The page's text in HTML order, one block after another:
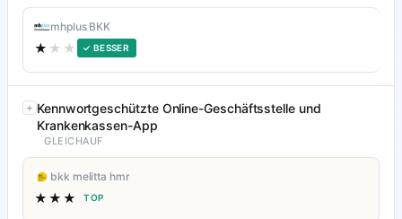
mhplus BKK
★ ★★ ✓ BESSER
Kennwortgeschützte Online-Geschäftsstelle und
Krankenkassen-App
GLEICHAUF
bkk melitta hmr
★★★ TOP